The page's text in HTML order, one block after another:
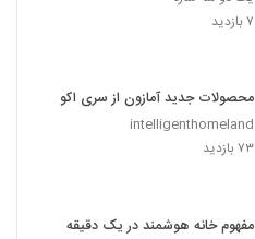
۷ بازدید
محصولات جدید آمازون از سری اکو
intelligenthomeland
۷۳ بازدید
مفهوم خانه هوشمند در یک دقیقه